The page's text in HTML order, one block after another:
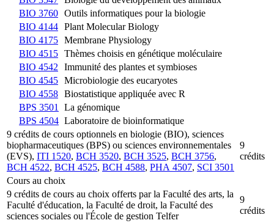
BIO 3760 Outils informatiques pour la biologie
BIO 4144 Plant Molecular Biology
BIO 4175 Membrane Physiology
BIO 4515 Thèmes choisis en génétique moléculaire
BIO 4542
Immunité des plantes et symbioses
BIO 4545 Microbiologie des eucaryotes
BIO 4558 Biostatistique appliquée avec R
BPS 3501
La génomique
BPS 4504 Laboratoire de bioinformatique
9 crédits de cours optionnels en biologie (BIO), sciences
biopharmaceutiques (BPS) ou sciences environnementales
(EVS), ITI 1520, BCH 3520, BCH 3525, BCH 3756,
BCH 4522, BCH 4525, BCH 4588, PHA 4507, SCI 3501
9
crédits
Cours au choix
9 crédits de cours au choix offerts par la Faculté des arts, la
Faculté d'éducation, la Faculté de droit, la Faculté des
sciences sociales ou l'École de gestion Telfer
9
crédits